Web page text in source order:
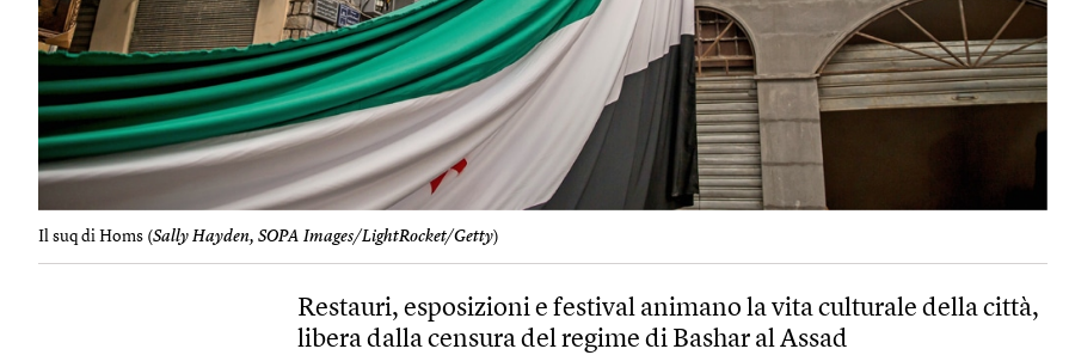
Il suq di Homs (Sally Hayden, SOPA Images/LightRocket/Getty)
Restauri, esposizioni e festival animano la vita culturale della città,
libera dalla censura del regime di Bashar al Assad